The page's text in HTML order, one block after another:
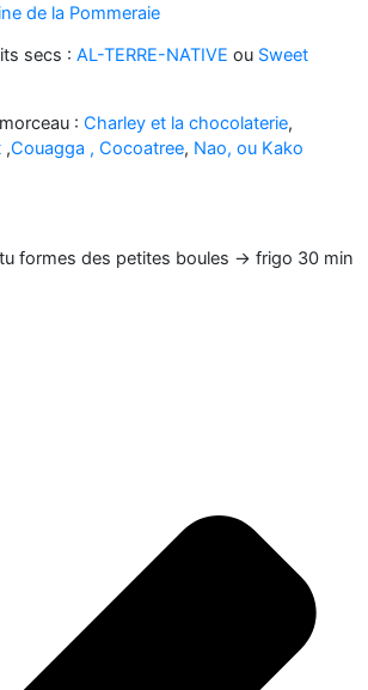
de la Pommeraie
secs : AL-TERRE-NATIVE ou Sweet
: Charley et la chocolaterie,
,Couagga , Cocoatree, Nao, ou Kako
formes des petites boules → frigo 30 min